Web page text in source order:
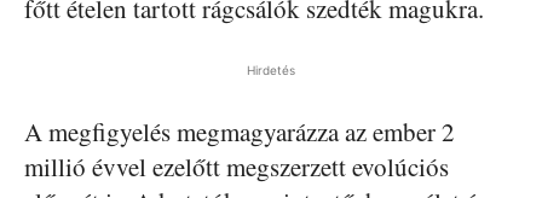
főtt ételen tartott rágcsálók szedték magukra.
Hirdetés
A megfigyelés megmagyarázza az ember 2
millió évvel ezelőtt megszerzett evolúciós